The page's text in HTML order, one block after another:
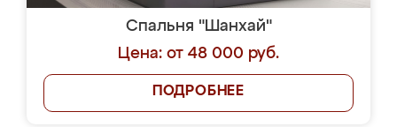
Спальня "Шанхай"
Цена: от 48 000 руб.
ПОДРОБНЕЕ